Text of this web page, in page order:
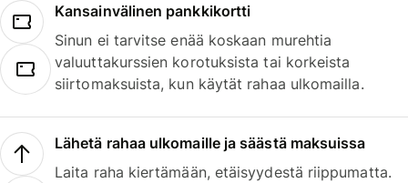
Kansainvälinen pankkikortti
Sinun ei tarvitse enää koskaan murehtia
valuuttakurssien korotuksista tai korkeista
siirtomaksuista, kun käytät rahaa ulkomailla.
Lähetä rahaa ulkomaille ja säästä maksuissa
Laita raha kiertämään, etäisyydestä riippumatta.